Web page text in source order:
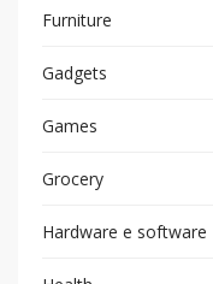
Furniture
Gadgets
Games
Grocery
Hardware e software